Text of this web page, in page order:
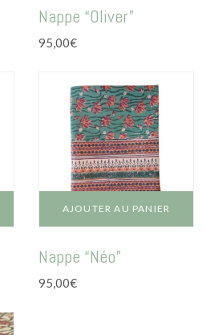
Nappe “Oliver”
95,00€
AJOUTER AU PANIER
Nappe “Néo”
95,00€